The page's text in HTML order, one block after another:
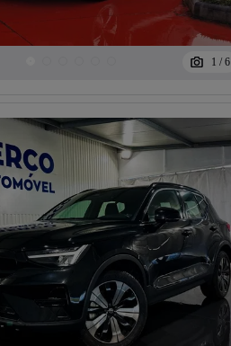
1 / 6